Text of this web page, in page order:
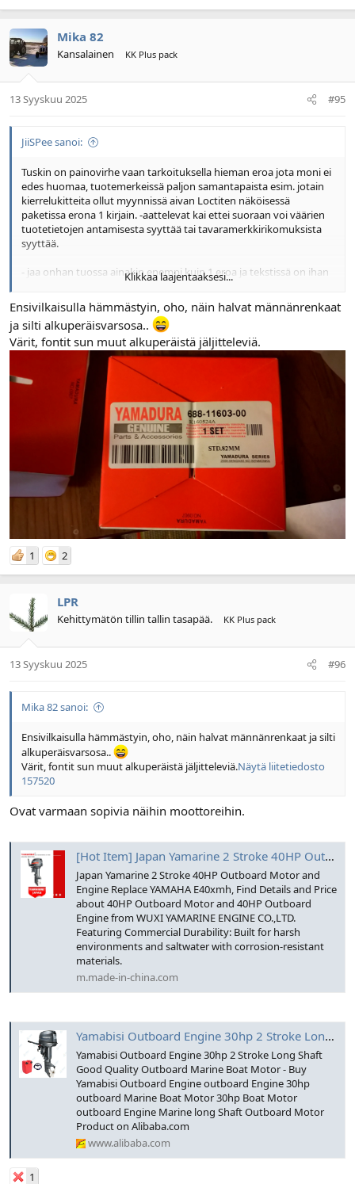
Mika 82
Kansalainen KK Plus pack
13 Syyskuu 2025 #95
JiiSPee sanoi:
Tuskin on painovirhe vaan tarkoituksella hieman eroa jota moni ei
edes huomaa, tuotemerkeissä paljon samantapaista esim. jotain
kierrelukitteita ollut myynnissä aivan Loctiten näköisessä
paketissa erona 1 kirjain. -aattelevat kai ettei suoraan voi väärien
tuotetietojen antamisesta syyttää tai tavaramerkkirikomuksista
syyttää.
- jaa onhan tuossa ainakin enempi kuin 1 eroa ja tekstissä on ihan
https://www.temu.com/fi/-liima--kiinnitysliite-
l%C3%B6ysyyttymist%C3%A4-est%C3%A4%C3%A4-
teollisuustason-irrotettava-kiinnitin-nano-
tunnautumistechnologialla-uuden-sukupolven-kierrekiinnike-
nopea-kovetus-super-tarttuvuus-vesitiivis-ja-korkean-
l%C3%A4mp%C3%B6tilankest%C3%A4v%C3%A4-
ty%C3%B6st%C3%B6%C3%B6n-autoteollisuuteen-
muottik%C3%A4sittelyyn-autonkorjaukseen-g-
601100907404831.html?_oak_mp_inf=EJ%
Klikkaa laajentaaksesi...
Ensivilkaisulla hämmästyin, oho, näin halvat männänrenkaat
ja silti alkuperäisvarsosa..
Värit, fontit sun muut alkuperäistä jäljitteleviä.
1 2
LPR
Kehittymätön tillin tallin tasapää. KK Plus pack
13 Syyskuu 2025 #96
Mika 82 sanoi:
Ensivilkaisulla hämmästyin, oho, näin halvat männänrenkaat ja silti
alkuperäisvarsosa..
Värit, fontit sun muut alkuperäistä jäljitteleviä.Näytä liitetiedosto
157520
Ovat varmaan sopivia näihin moottoreihin.
[Hot Item] Japan Yamarine 2 Stroke 40HP Outboard Motor and Engine Replace YAMAHA E40xmh
Japan Yamarine 2 Stroke 40HP Outboard Motor and
Engine Replace YAMAHA E40xmh, Find Details and Price
about 40HP Outboard Motor and 40HP Outboard
Engine from WUXI YAMARINE ENGINE CO.,LTD.
Featuring Commercial Durability: Built for harsh
environments and saltwater with corrosion-resistant
materials.
m.made-in-china.com
Yamabisi Outboard Engine 30hp 2 Stroke Long Shaft Good Quality Outboard Marine Boat Motor - Buy Yamabisi Outboard Engine outboard Engine 30hp outboard Marine Boat Motor 30hp Boat Motor outboard Engine Marine long Shaft Outboard Motor Product on Aliba
Yamabisi Outboard Engine 30hp 2 Stroke Long Shaft
Good Quality Outboard Marine Boat Motor - Buy
Yamabisi Outboard Engine outboard Engine 30hp
outboard Marine Boat Motor 30hp Boat Motor
outboard Engine Marine long Shaft Outboard Motor
Product on Alibaba.com
www.alibaba.com
1